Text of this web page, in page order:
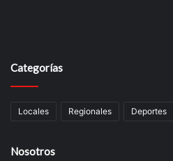
Categorías
Locales Regionales Deportes
Nosotros